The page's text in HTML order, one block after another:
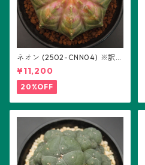
ネオン (2502-CNN04) ※訳あ
り：ギムノカリキウム属 ※実
生
¥11,200
20%OFF